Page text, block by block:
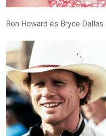
Ron Howard és Bryce